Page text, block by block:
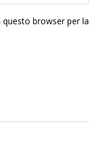
browser per la